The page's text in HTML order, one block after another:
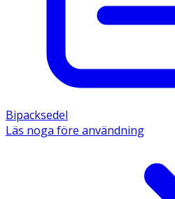
Bipacksedel
Läs noga före användning